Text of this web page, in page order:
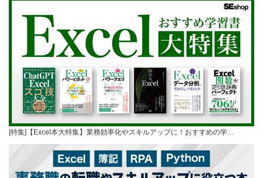
[特集]【Excel本大特集】業務効率化やスキルアップに！おすすめの学…